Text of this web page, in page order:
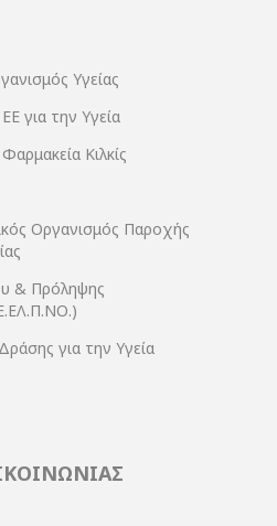
Υγείας
για την Υγεία
Κιλκίς
Οργανισμός Παροχής
& Πρόληψης
για την Υγεία